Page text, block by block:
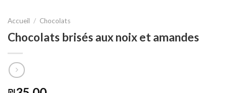
Accueil / Chocolats
Chocolats brisés aux noix et amandes
₪